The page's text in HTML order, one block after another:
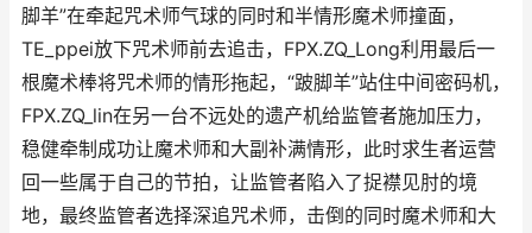
脚羊”在牵起咒术师气球的同时和半情形魔术师撞面，
TE_ppei放下咒术师前去追击，FPX.ZQ_Long利用最后一
根魔术棒将咒术师的情形拖起，“跛脚羊”站住中间密码机，
FPX.ZQ_lin在另一台不远处的遗产机给监管者施加压力，
稳健牵制成功让魔术师和大副补满情形，此时求生者运营
回一些属于自己的节拍，让监管者陷入了捉襟见肘的境
地，最终监管者选择深追咒术师，击倒的同时魔术师和大